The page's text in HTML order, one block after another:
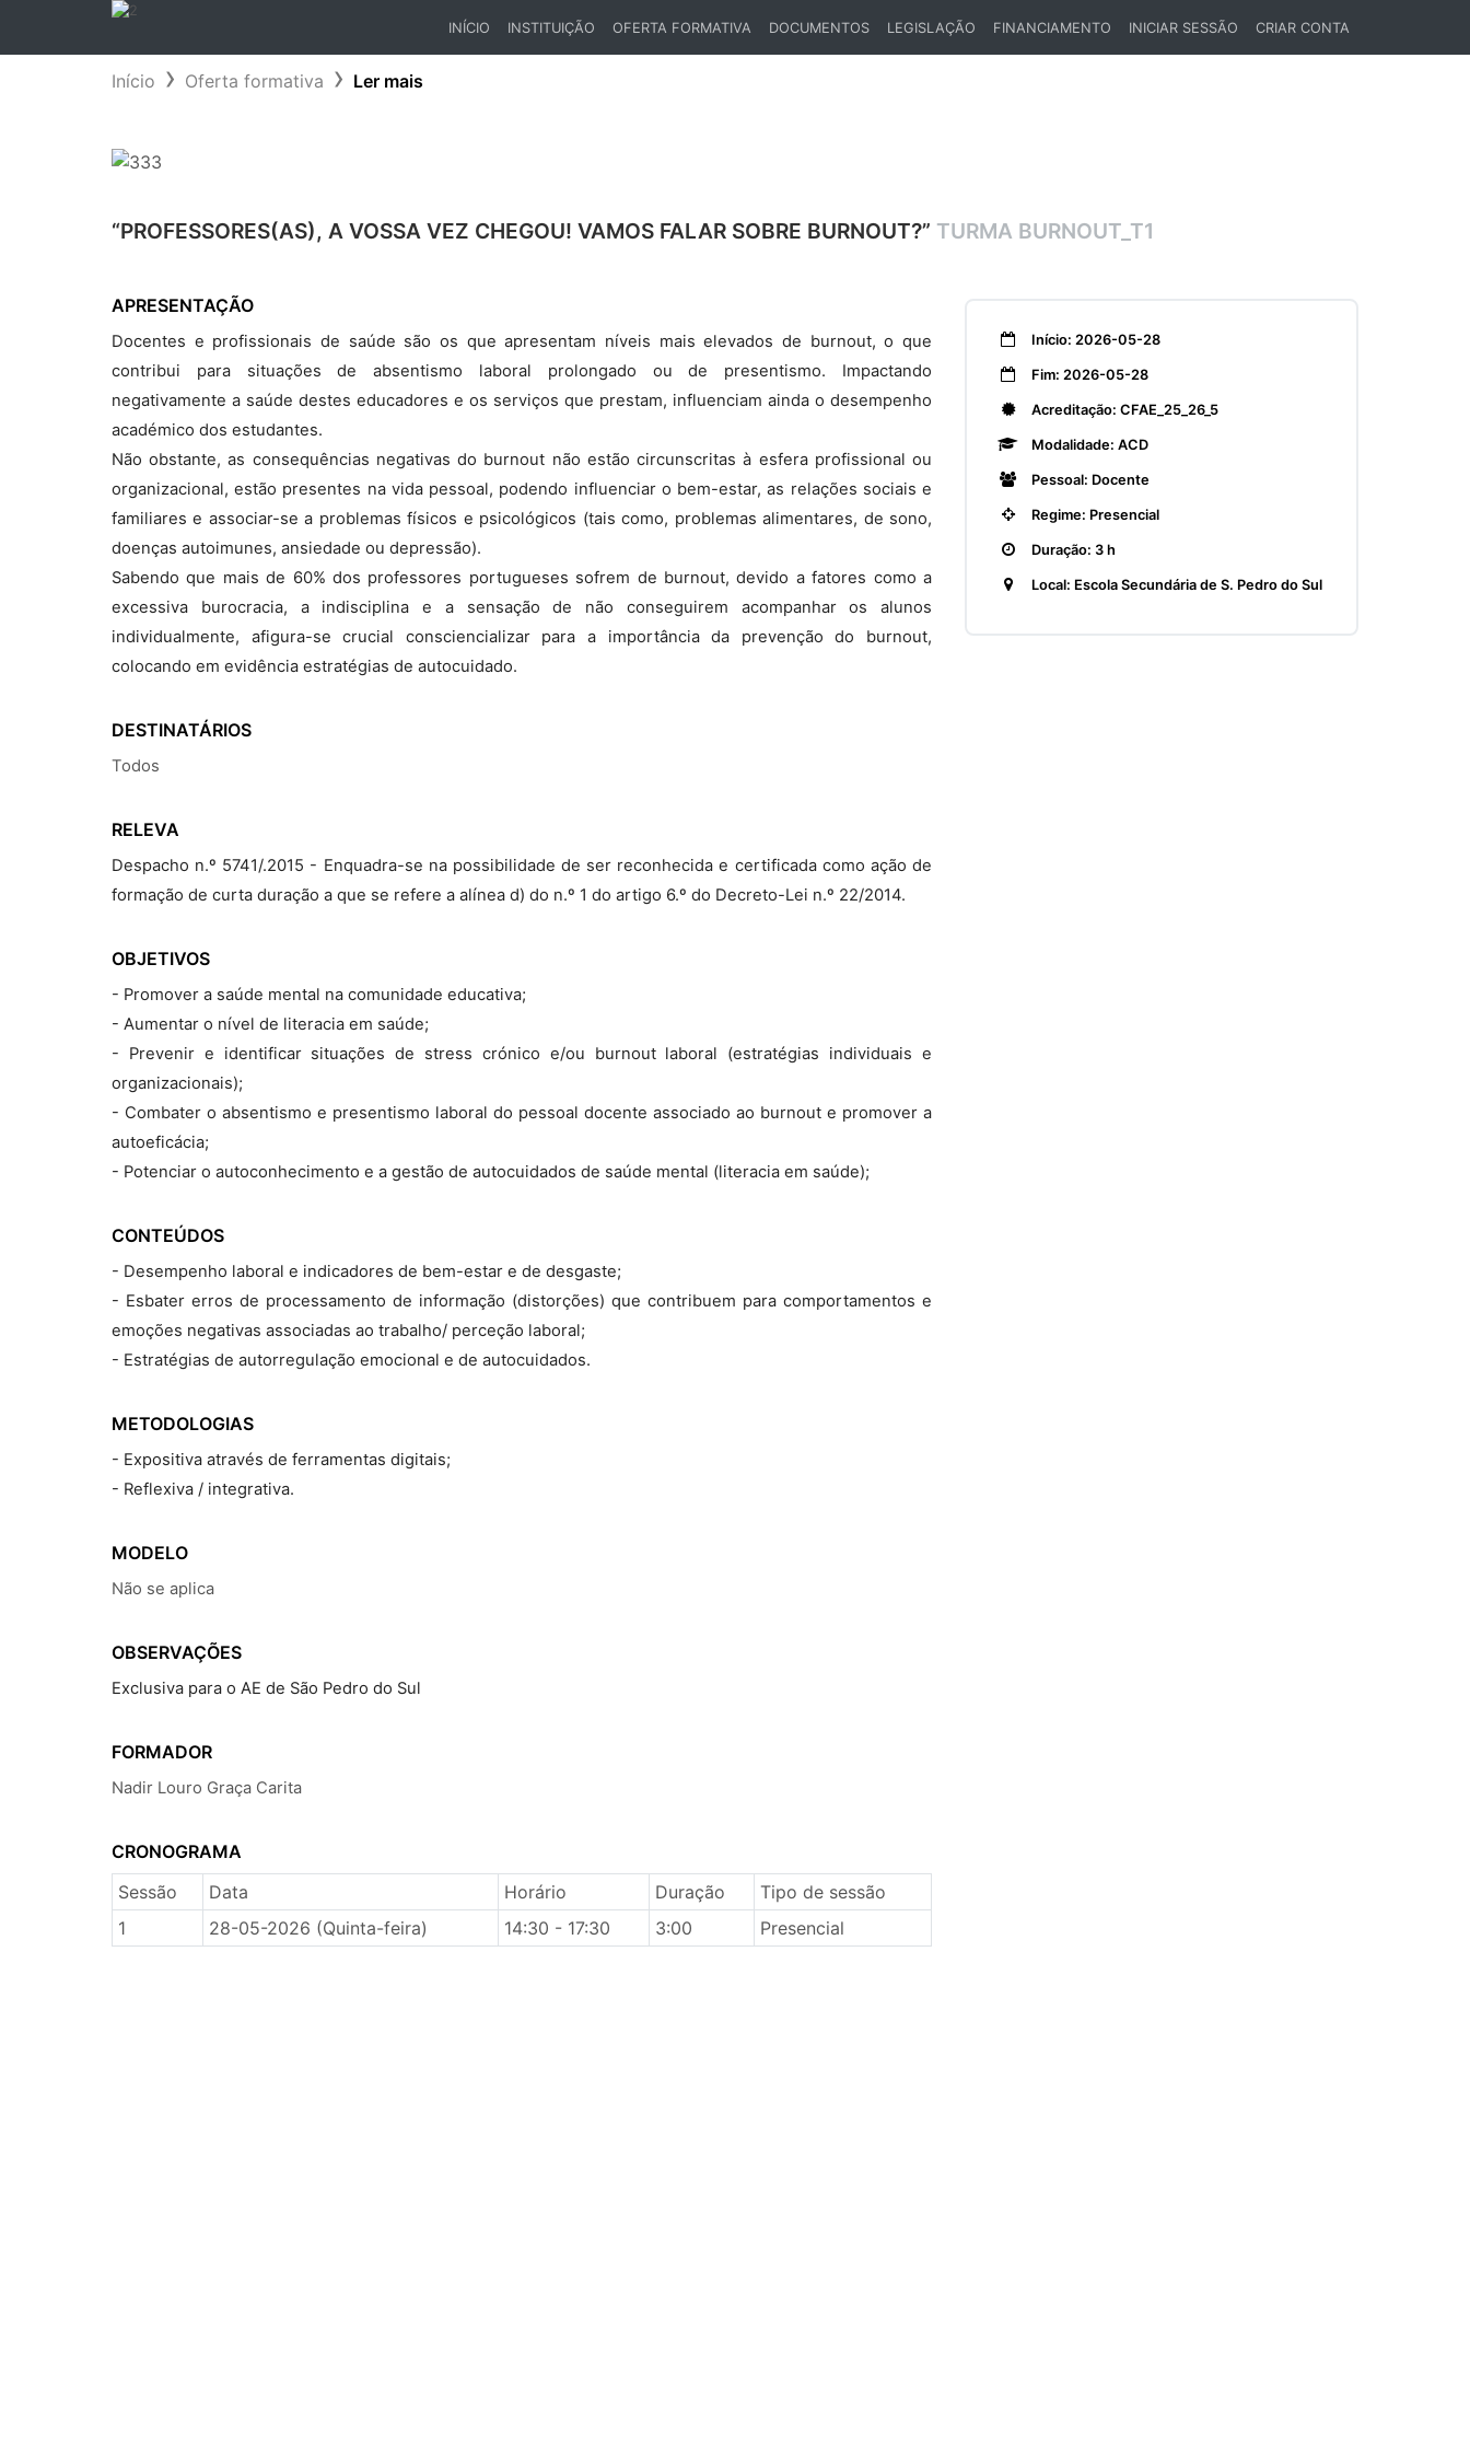
INÍCIO
INSTITUIÇÃO OFERTA FORMATIVA DOCUMENTOS LEGISLAÇÃO FINANCIAMENTO INICIAR SESSÃO CRIAR CONTA
Início Oferta formativa Ler mais
“PROFESSORES(AS), A VOSSA VEZ CHEGOU! VAMOS FALAR SOBRE BURNOUT?” TURMA BURNOUT_T1
APRESENTAÇÃO
Docentes e profissionais de saúde são os que apresentam níveis mais elevados de burnout, o que
contribui para situações de absentismo laboral prolongado ou de presentismo. Impactando
negativamente a saúde destes educadores e os serviços que prestam, influenciam ainda o desempenho
académico dos estudantes.
Não obstante, as consequências negativas do burnout não estão circunscritas à esfera profissional ou
organizacional, estão presentes na vida pessoal, podendo influenciar o bem-estar, as relações sociais e
familiares e associar-se a problemas físicos e psicológicos (tais como, problemas alimentares, de sono,
doenças autoimunes, ansiedade ou depressão).
Sabendo que mais de 60% dos professores portugueses sofrem de burnout, devido a fatores como a
excessiva burocracia, a indisciplina e a sensação de não conseguirem acompanhar os alunos
individualmente, afigura-se crucial consciencializar para a importância da prevenção do burnout,
colocando em evidência estratégias de autocuidado.
DESTINATÁRIOS
Todos
RELEVA
Despacho n.º 5741/.2015 - Enquadra-se na possibilidade de ser reconhecida e certificada como ação de
formação de curta duração a que se refere a alínea d) do n.º 1 do artigo 6.º do Decreto-Lei n.º 22/2014.
OBJETIVOS
- Promover a saúde mental na comunidade educativa;
- Aumentar o nível de literacia em saúde;
- Prevenir e identificar situações de stress crónico e/ou burnout laboral (estratégias individuais e
organizacionais);
- Combater o absentismo e presentismo laboral do pessoal docente associado ao burnout e promover a
autoeficácia;
- Potenciar o autoconhecimento e a gestão de autocuidados de saúde mental (literacia em saúde);
CONTEÚDOS
- Desempenho laboral e indicadores de bem-estar e de desgaste;
- Esbater erros de processamento de informação (distorções) que contribuem para comportamentos e
emoções negativas associadas ao trabalho/ perceção laboral;
- Estratégias de autorregulação emocional e de autocuidados.
METODOLOGIAS
- Expositiva através de ferramentas digitais;
- Reflexiva / integrativa.
MODELO
Não se aplica
OBSERVAÇÕES
Exclusiva para o AE de São Pedro do Sul
FORMADOR
Nadir Louro Graça Carita
CRONOGRAMA
Sessão
Data Horário Duração
Tipo de sessão
1
28-05-2026 (Quinta-feira) 14:30 - 17:30 3:00 Presencial
Início: 2026-05-28
Fim: 2026-05-28
Acreditação: CFAE_25_26_5
Modalidade: ACD
Pessoal: Docente
Regime: Presencial
Duração: 3 h
Local: Escola Secundária de S. Pedro do Sul